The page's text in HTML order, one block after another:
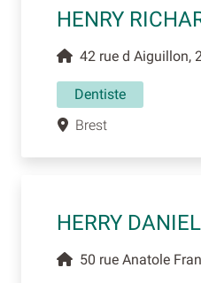
HENRY
42 rue d Aiguillon,
Dentiste
Brest
HERRY DANIEL
50 rue Anatole